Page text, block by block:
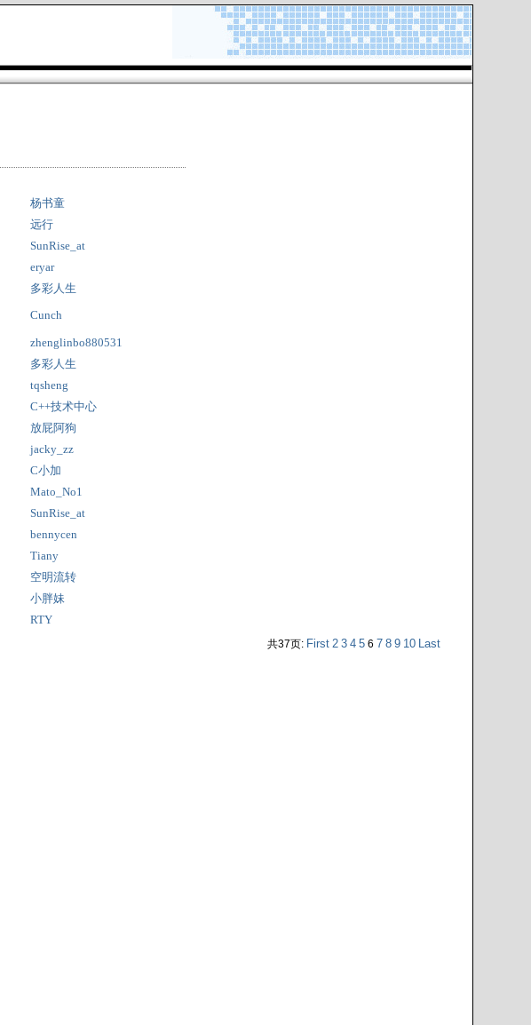
杨书童
远行
SunRise_at
eryar
多彩人生
Cunch
zhenglinbo880531
多彩人生
tqsheng
C++技术中心
放屁阿狗
jacky_zz
C小加
Mato_No1
SunRise_at
bennycen
Tiany
空明流转
小胖妹
RTY
共37页: First 2 3 4 56 7 8 9 10 Last